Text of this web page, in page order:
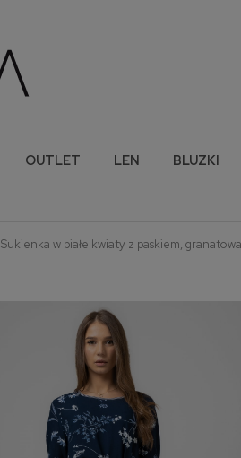
OUTLET LEN BLUZKI
Sukienka w białe kwiaty z paskiem,